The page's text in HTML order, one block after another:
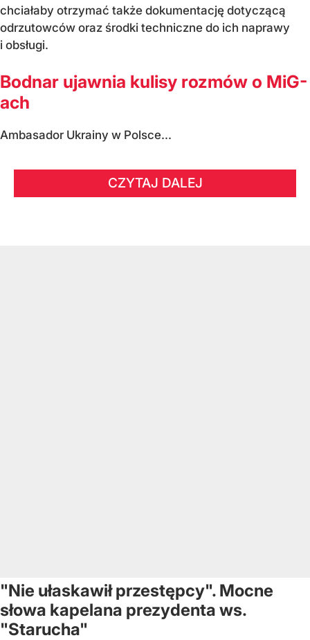
chciałaby otrzymać także dokumentację dotyczącą
odrzutowców oraz środki techniczne do ich naprawy
i obsługi.
Bodnar ujawnia kulisy rozmów o MiG-
ach
Ambasador Ukrainy w Polsce...
CZYTAJ DALEJ
"Nie ułaskawił przestępcy". Mocne
słowa kapelana prezydenta ws.
"Starucha"